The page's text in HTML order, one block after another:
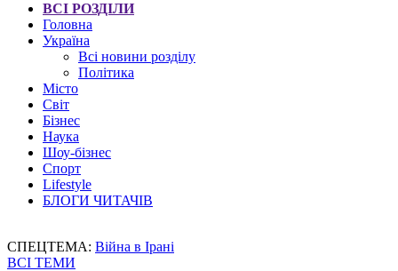
ВСІ РОЗДІЛИ
Головна
Україна
Всі новини розділу
Політика
Місто
Світ
Бізнес
Наука
Шоу-бізнес
Спорт
Lifestyle
БЛОГИ ЧИТАЧІВ
СПЕЦТЕМА: Війна в Ірані
ВСІ ТЕМИ